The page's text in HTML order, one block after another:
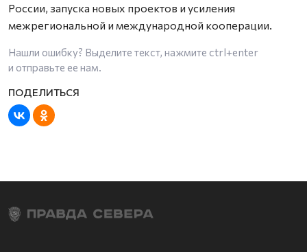
России, запуска новых проектов и усиления
межрегиональной и международной кооперации.
Нашли ошибку? Выделите текст, нажмите ctrl+enter
и отправьте ее нам.